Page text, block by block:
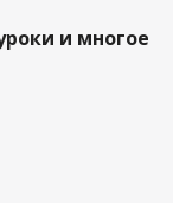
и многое